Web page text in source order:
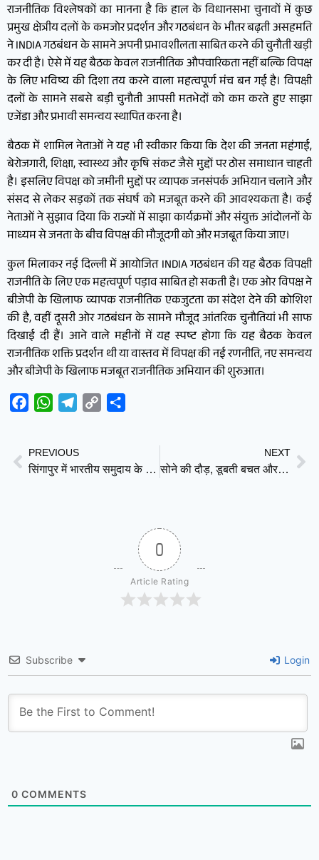
राजनीतिक विश्लेषकों का मानना है कि हाल के विधानसभा चुनावों में कुछ
प्रमुख क्षेत्रीय दलों के कमजोर प्रदर्शन और गठबंधन के भीतर बढ़ती असहमति
ने INDIA गठबंधन के सामने अपनी प्रभावशीलता साबित करने की चुनौती खड़ी
कर दी है। ऐसे में यह बैठक केवल राजनीतिक औपचारिकता नहीं बल्कि विपक्ष
के लिए भविष्य की दिशा तय करने वाला महत्वपूर्ण मंच बन गई है। विपक्षी
दलों के सामने सबसे बड़ी चुनौती आपसी मतभेदों को कम करते हुए साझा
एजेंडा और प्रभावी समन्वय स्थापित करना है।
बैठक में शामिल नेताओं ने यह भी स्वीकार किया कि देश की जनता महंगाई,
बेरोजगारी, शिक्षा, स्वास्थ्य और कृषि संकट जैसे मुद्दों पर ठोस समाधान चाहती
है। इसलिए विपक्ष को जमीनी मुद्दों पर व्यापक जनसंपर्क अभियान चलाने और
संसद से लेकर सड़कों तक संघर्ष को मजबूत करने की आवश्यकता है। कई
नेताओं ने सुझाव दिया कि राज्यों में साझा कार्यक्रमों और संयुक्त आंदोलनों के
माध्यम से जनता के बीच विपक्ष की मौजूदगी को और मजबूत किया जाए।
कुल मिलाकर नई दिल्ली में आयोजित INDIA गठबंधन की यह बैठक विपक्षी
राजनीति के लिए एक महत्वपूर्ण पड़ाव साबित हो सकती है। एक ओर विपक्ष ने
बीजेपी के खिलाफ व्यापक राजनीतिक एकजुटता का संदेश देने की कोशिश
की है, वहीं दूसरी ओर गठबंधन के सामने मौजूद आंतरिक चुनौतियां भी साफ
दिखाई दी हैं। आने वाले महीनों में यह स्पष्ट होगा कि यह बैठक केवल
राजनीतिक शक्ति प्रदर्शन थी या वास्तव में विपक्ष की नई रणनीति, नए समन्वय
और बीजेपी के खिलाफ मजबूत राजनीतिक अभियान की शुरुआत।
FacebookWhatsAppTelegram
Copy
PREVIOUS
सिंगापुर में भारतीय समुदाय के खिलाफ ऑनलाइन नफरत पर कार्रवाई, सोशल मीडिया प्लेटफॉर्म्स को 14 पोस्ट ब्लॉक करने का आदेश
NEXT
सोने की दौड़, डूबती बचत और 15 लाख करोड़ रुपये का झटका
0
Article Rating
Subscribe Login
0 COMMENTS